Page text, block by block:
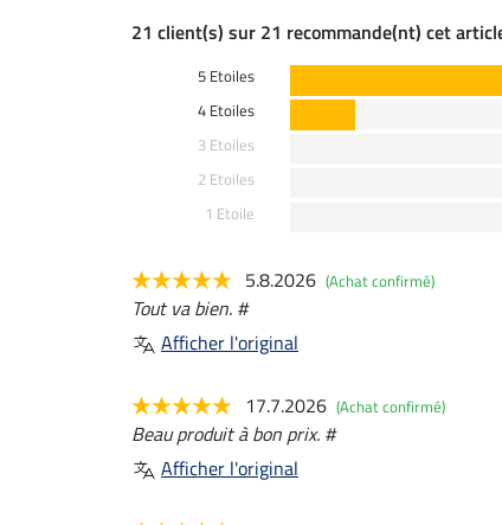
21 client(s) sur 21 recommande(nt) cet
5 Etoiles
4 Etoiles
3 Etoiles
2 Etoiles
1 Etoile
5.8.2026 (Achat confirmé)
Tout va bien. #
Afficher l'original
17.7.2026 (Achat confirmé)
Beau produit à bon prix. #
Afficher l'original